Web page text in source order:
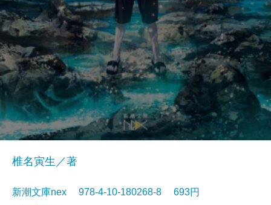
椎名寅生／著
新潮文庫nex 978-4-10-180268-8 693円